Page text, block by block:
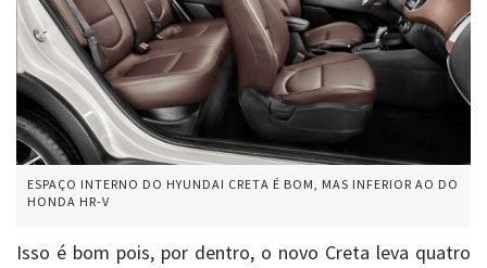
ESPAÇO INTERNO DO HYUNDAI CRETA É BOM, MAS INFERIOR AO DO
HONDA HR-V
Isso é bom pois, por dentro, o novo Creta leva quatro